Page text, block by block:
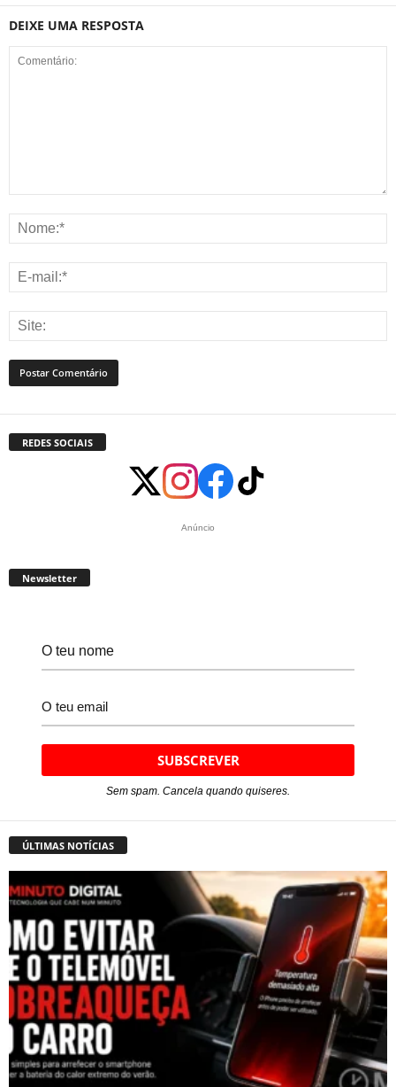
DEIXE UMA RESPOSTA
REDES SOCIAIS
Anúncio
Newsletter
Sem spam. Cancela quando quiseres.
ÚLTIMAS NOTÍCIAS